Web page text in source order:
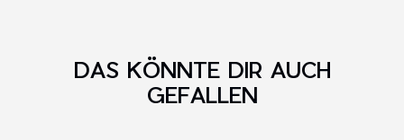
DAS KÖNNTE DIR AUCH
GEFALLEN